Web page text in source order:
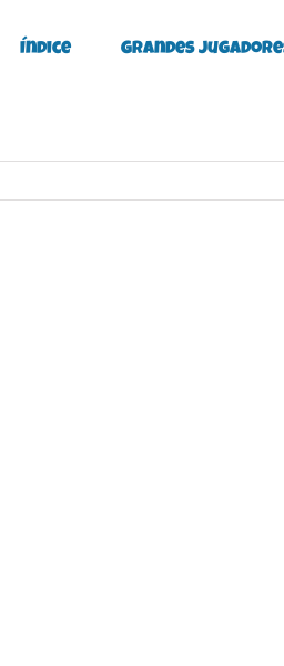
Índice Grandes